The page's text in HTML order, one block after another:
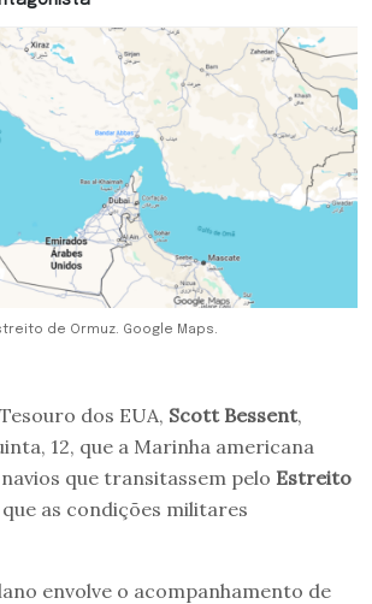
de Ormuz. Google Maps.
dos EUA, Scott Bessent,
12, que a Marinha americana
que transitassem pelo Estreito
as condições militares
envolve o acompanhamento de